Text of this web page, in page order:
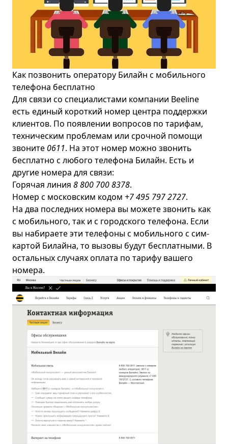
Как позвонить оператору Билайн с мобильного
телефона бесплатно
Для связи со специалистами компании Beeline
есть единый короткий номер центра поддержки
клиентов. По появлении вопросов по тарифам,
техническим проблемам или срочной помощи
звоните 0611. На этот номер можно звонить
бесплатно с любого телефона Билайн. Есть и
другие номера для связи:
Горячая линия 8 800 700 8378.
Номер с московским кодом +7 495 797 2727.
На два последних номера вы можете звонить как
с мобильного, так и с городского телефона. Если
вы набираете эти телефоны с мобильного с сим-
картой Билайна, то вызовы будут бесплатными. В
остальных случаях оплата по тарифу вашего
номера.